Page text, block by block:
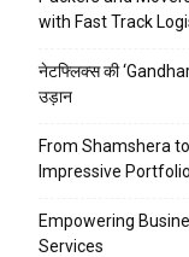
with Fast Track
नेटफ्लिक्स की
उड़ान
From Shamshera
Impressive Portfolio
Empowering
Services